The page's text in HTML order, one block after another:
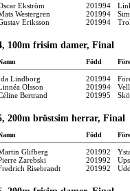
Ekström 201994
Westergren 201994
Eriksson 201994
100m frisim damer, Final
Född
Lindborg 201994
Olsson 201994
Bertrand 201995
200m bröstsim herrar, Final
Född
Glifberg 201992
Zarebski 201992
Risebrandt 201992